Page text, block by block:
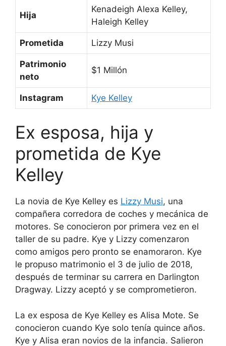
Hija
Kenadeigh Alexa Kelley,
Haleigh Kelley
Prometida Lizzy Musi
Patrimonio
neto
$1 Millón
Instagram Kye Kelley
Ex esposa, hija y
prometida de Kye
Kelley
La novia de Kye Kelley es Lizzy Musi, una
compañera corredora de coches y mecánica de
motores. Se conocieron por primera vez en el
taller de su padre. Kye y Lizzy comenzaron
como amigos pero pronto se enamoraron. Kye
le propuso matrimonio el 3 de julio de 2018,
después de terminar su carrera en Darlington
Dragway. Lizzy aceptó y se comprometieron.
La ex esposa de Kye Kelley es Alisa Mote. Se
conocieron cuando Kye solo tenía quince años.
Kye y Alisa eran novios de la infancia. Salieron